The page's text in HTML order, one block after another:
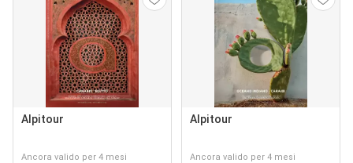
Alpitour
Ancora valido per 4 mesi
Alpitour
Ancora valido per 4 mesi